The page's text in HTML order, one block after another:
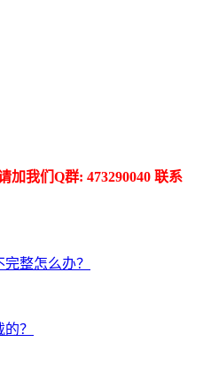
加我们Q群: 473290040 联系
整怎么办？
？